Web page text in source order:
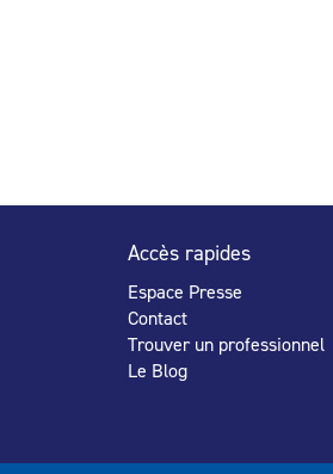
Accès rapides
Espace Presse
Contact
Trouver un professionnel
Le Blog